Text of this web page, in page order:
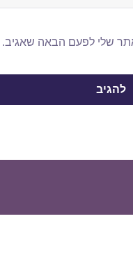
שלי לפעם הבאה שאגיב.